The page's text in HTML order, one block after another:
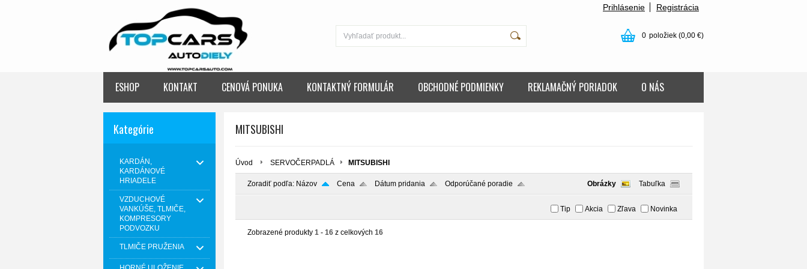
Prihlásenie Registrácia
0 položiek (0,00 €)
ESHOP KONTAKT CENOVÁ PONUKA KONTAKTNÝ FORMULÁR OBCHODNÉ PODMIENKY REKLAMAČNÝ PORIADOK O NÁS
Kategórie
KARDÁN,
KARDÁNOVÉ
HRIADELE
VZDUCHOVÉ
VANKÚŠE, TLMIČE,
KOMPRESORY
PODVOZKU
TLMIČE PRUŽENIA
MITSUBISHI
Úvod SERVOČERPADLÁ MITSUBISHI
Zoradiť podľa: Názov Cena Dátum pridania Odporúčané poradie Obrázky Tabuľka
Tip Akcia Zľava Novinka
Zobrazené produkty 1 - 16 z celkových 16